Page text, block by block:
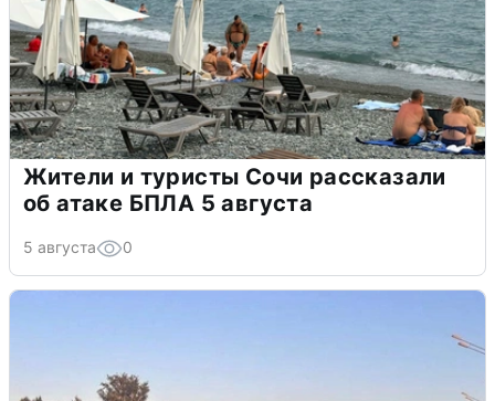
Жители и туристы Сочи рассказали
об атаке БПЛА 5 августа
5 августа 0